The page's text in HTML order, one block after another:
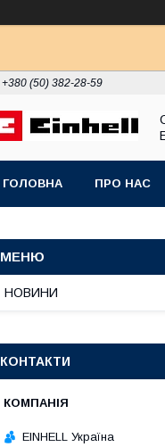
+380 (50) 382-28-59
ГОЛОВНА ПРО НАС
НОВИНИ
КОНТАКТИ
EINHELL Україна